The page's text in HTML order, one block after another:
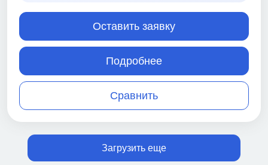
Сравнить
Оставить заявку
Подробнее
Загрузить еще